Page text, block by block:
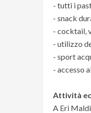
- tutti i
- snack
- cocktail,
- utilizzo
- sport
- accesso
Attività
A Eri